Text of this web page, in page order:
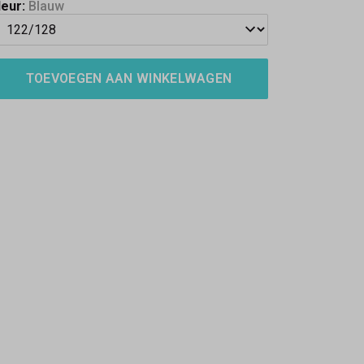
Blauw
TOEVOEGEN AAN WINKELWAGEN